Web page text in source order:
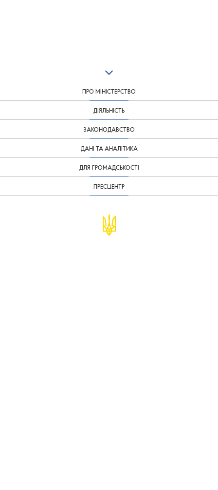
ПРО МІНІСТЕРСТВО
ДІЯЛЬНІСТЬ
ЗАКОНОДАВСТВО
ДАНІ ТА АНАЛІТИКА
ДЛЯ ГРОМАДСЬКОСТІ
ПРЕСЦЕНТР